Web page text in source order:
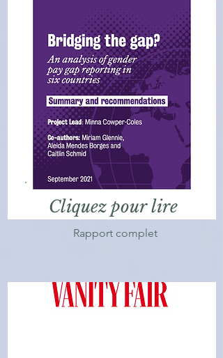
Cliquez pour lire
Rapport complet